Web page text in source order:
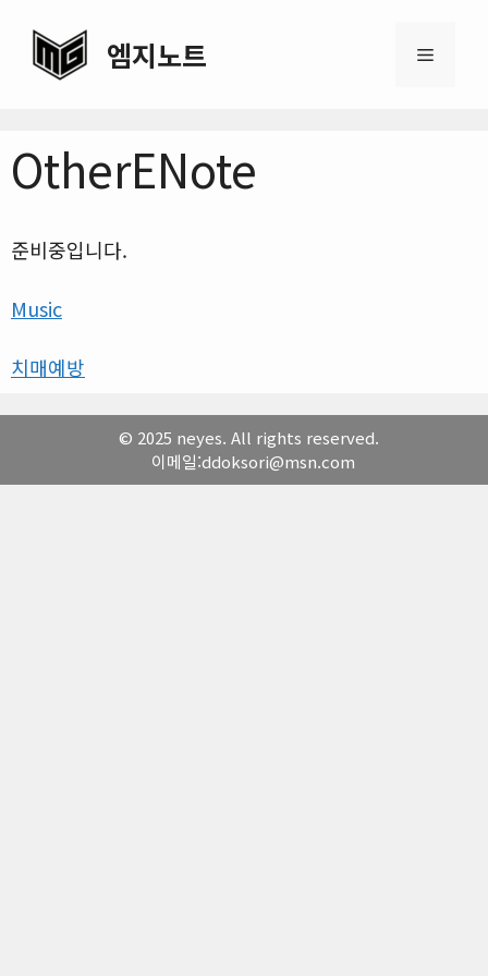
content
엠지노트 Menu
OtherENote
준비중입니다.
Music
치매예방
© 2025 neyes. All rights reserved.
이메일:ddoksori@msn.com